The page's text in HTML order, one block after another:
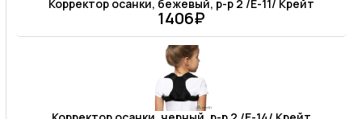
Корректор осанки, бежевый, р-р 2 /Е-11/ Крейт
1406₽